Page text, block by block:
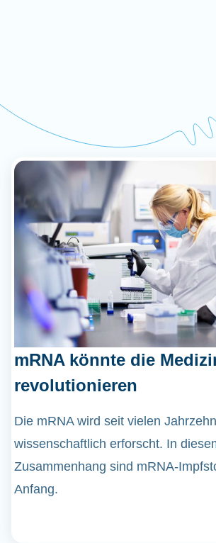
mRNA könnte die
revolutionieren
Die mRNA wird seit vielen
wissenschaftlich erforscht. In
Zusammenhang sind mRNA-
Anfang.